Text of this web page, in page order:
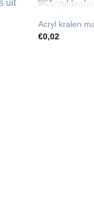
Acryl kralen
€0,02